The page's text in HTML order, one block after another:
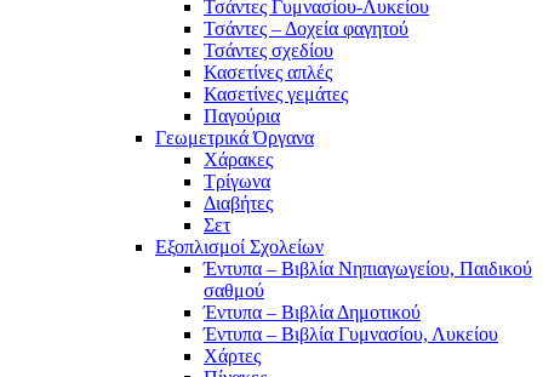
Τσάντες Γυμνασίου-Λυκείου
Τσάντες – Δοχεία φαγητού
Τσάντες σχεδίου
Κασετίνες απλές
Κασετίνες γεμάτες
Παγούρια
Γεωμετρικά Όργανα
Χάρακες
Τρίγωνα
Διαβήτες
Σετ
Εξοπλισμοί Σχολείων
Έντυπα – Βιβλία Νηπιαγωγείου, Παιδικού
σαθμού
Έντυπα – Βιβλία Δημοτικού
Έντυπα – Βιβλία Γυμνασίου, Λυκείου
Χάρτες